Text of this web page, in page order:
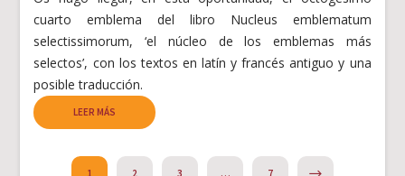
cuarto emblema del libro Nucleus emblematum
selectissimorum, ‘el núcleo de los emblemas más
selectos’, con los textos en latín y francés antiguo y una
posible traducción.
LEER MÁS
1 2 3 … 7